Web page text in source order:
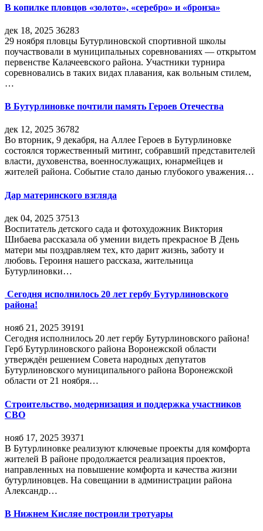
В копилке пловцов «золото», «серебро» и «бронза»
дек 18, 2025 36283
29 ноября пловцы Бутурлиновской спортивной школы
поучаствовали в муниципальных соревнованиях — открытом
первенстве Калачеевского района. Участники турнира
соревновались в таких видах плавания, как вольным стилем,
…
В Бутурлиновке почтили память Героев Отечества
дек 12, 2025 36782
Во вторник, 9 декабря, на Аллее Героев в Бутурлиновке
состоялся торжественный митинг, собравший представителей
власти, духовенства, военнослужащих, юнармейцев и
жителей района. Событие стало данью глубокого уважения…
Дар материнского взгляда
дек 04, 2025 37513
Воспитатель детского сада и фотохудожник Виктория
Шибаева рассказала об умении видеть прекрасное В День
матери мы поздравляем тех, кто дарит жизнь, заботу и
любовь. Героиня нашего рассказа, жительница
Бутурлиновки…
Сегодня исполнилось 20 лет гербу Бутурлиновского
района!
нояб 21, 2025 39191
Сегодня исполнилось 20 лет гербу Бутурлиновского района!
Герб Бутурлиновского района Воронежской области
утверждён решением Совета народных депутатов
Бутурлиновского муниципального района Воронежской
области от 21 ноября…
Строительство, модернизация и поддержка участников
СВО
нояб 17, 2025 39371
В Бутурлиновке реализуют ключевые проекты для комфорта
жителей В районе продолжается реализация проектов,
направленных на повышение комфорта и качества жизни
бутурлиновцев. На совещании в администрации района
Александр…
В Нижнем Кисляе построили тротуары